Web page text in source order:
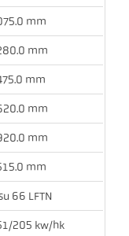
mm
mm
mm
mm
mm
mm
66 LFTN
205 kw/hk